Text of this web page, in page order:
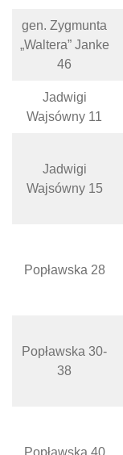
gen. Zygmunta
„Waltera” Janke
46
Jadwigi
Wajsówny 11
Jadwigi
Wajsówny 15
Popławska 28
Popławska 30-
38
Popławska 40